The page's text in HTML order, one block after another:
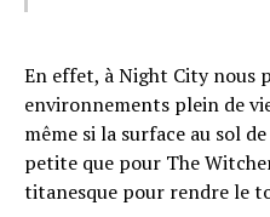
En effet, à Night City nous
environnements plein de
même si la surface au sol
petite que pour The
titanesque pour rendre le